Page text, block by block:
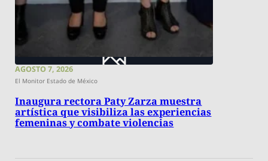
AGOSTO 7, 2026
El Monitor Estado de México
Inaugura rectora Paty Zarza muestra
artística que visibiliza las experiencias
femeninas y combate violencias